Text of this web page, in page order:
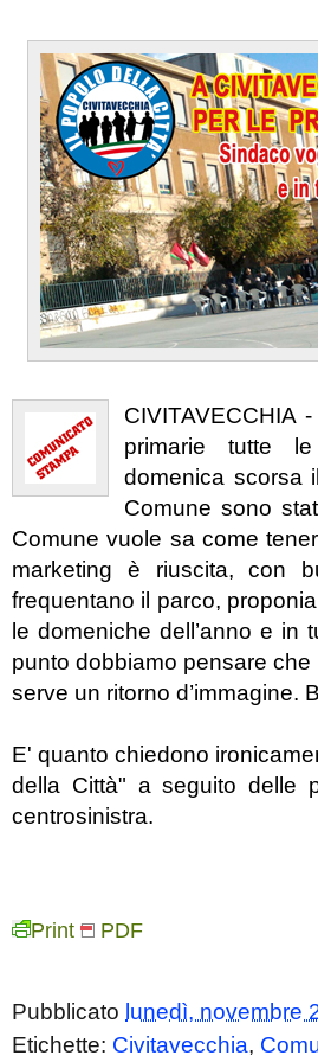
CIVITAVECCHIA
primarie tutte le
domenica scorsa
Comune sono
Comune vuole sa come
marketing è riuscita, con
frequentano il parco,
le domeniche dell’anno e in
punto dobbiamo pensare
serve un ritorno d’immagine.
E' quanto chiedono
della Città" a seguito delle
centrosinistra.
Print PDF
Pubblicato lunedì, novembre
Etichette: Civitavecchia,